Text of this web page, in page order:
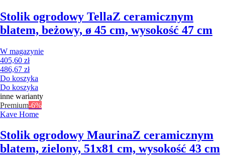
Stolik ogrodowy TellaZ ceramicznym
blatem, beżowy, ø 45 cm, wysokość 47 cm
W magazynie
405,60 zł
486,67 zł
Do koszyka
Do koszyka
inne warianty
Premium-6%
Kave Home
Stolik ogrodowy MaurinaZ ceramicznym
blatem, zielony, 51x81 cm, wysokość 43 cm